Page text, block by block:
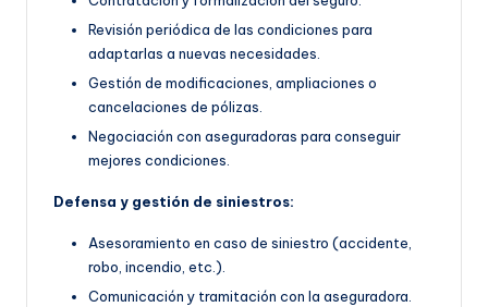
Revisión periódica de las condiciones para
adaptarlas a nuevas necesidades.
Gestión de modificaciones, ampliaciones o
cancelaciones de pólizas.
Negociación con aseguradoras para conseguir
mejores condiciones.
Defensa y gestión de siniestros:
Asesoramiento en caso de siniestro (accidente,
robo, incendio, etc.).
Comunicación y tramitación con la aseguradora.